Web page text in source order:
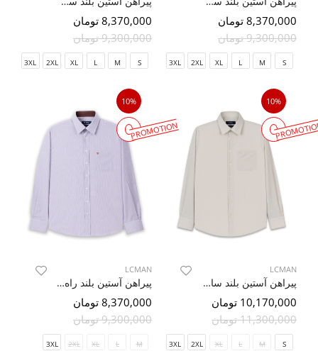
8,370,000 تومان
9,300,000 تومان
S
M
L
XL
2XL
3XL
8,370,000 تومان
9,300,000 تومان
S
M
L
XL
2XL
3XL
10%
LCMAN
پیراهن آستین بلند ساده ال سی من 56
10,170,000 تومان
11,300,000 تومان
S
M
L
XL
2XL
3XL
10%
PROMOTION
LCMAN
پیراهن آستین بلند راه راه ریز بنفش ال سی من 20
8,370,000 تومان
9,300,000 تومان
M
L
XL
2XL
3XL